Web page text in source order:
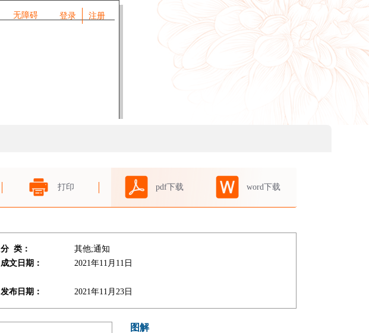
无障碍 登录 注册
打印 pdf下载 word下载
分 类：
其他;通知
成文日期：
2021年11月11日
发布日期： 2021年11月23日
图解